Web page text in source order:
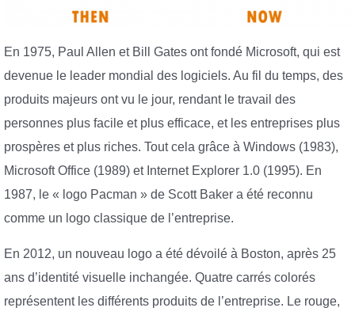
En 1975, Paul Allen et Bill Gates ont fondé Microsoft, qui est
devenue le leader mondial des logiciels. Au fil du temps, des
produits majeurs ont vu le jour, rendant le travail des
personnes plus facile et plus efficace, et les entreprises plus
prospères et plus riches. Tout cela grâce à Windows (1983),
Microsoft Office (1989) et Internet Explorer 1.0 (1995). En
1987, le « logo Pacman » de Scott Baker a été reconnu
comme un logo classique de l’entreprise.
En 2012, un nouveau logo a été dévoilé à Boston, après 25
ans d’identité visuelle inchangée. Quatre carrés colorés
représentent les différents produits de l’entreprise. Le rouge,